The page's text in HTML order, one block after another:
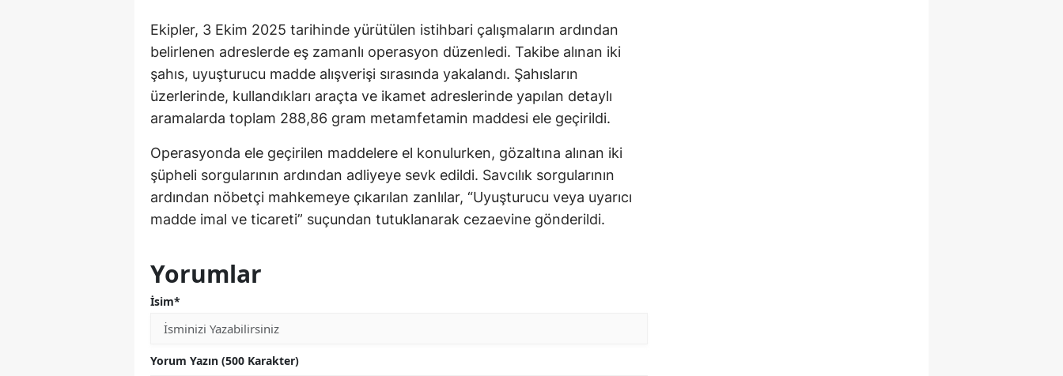
Ekipler, 3 Ekim 2025 tarihinde yürütülen istihbari çalışmaların ardından
belirlenen adreslerde eş zamanlı operasyon düzenledi. Takibe alınan iki
şahıs, uyuşturucu madde alışverişi sırasında yakalandı. Şahısların
üzerlerinde, kullandıkları araçta ve ikamet adreslerinde yapılan detaylı
aramalarda toplam 288,86 gram metamfetamin maddesi ele geçirildi.
Operasyonda ele geçirilen maddelere el konulurken, gözaltına alınan iki
şüpheli sorgularının ardından adliyeye sevk edildi. Savcılık sorgularının
ardından nöbetçi mahkemeye çıkarılan zanlılar, “Uyuşturucu veya uyarıcı
madde imal ve ticareti” suçundan tutuklanarak cezaevine gönderildi.
Yorumlar
İsim*
Yorum Yazın (500 Karakter)